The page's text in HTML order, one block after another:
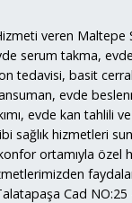
veren Maltepe
serum takma,
tedavisi, basit
evde
evde kan tahlili
sağlık hizmetleri
ortamıyla özel
Cad